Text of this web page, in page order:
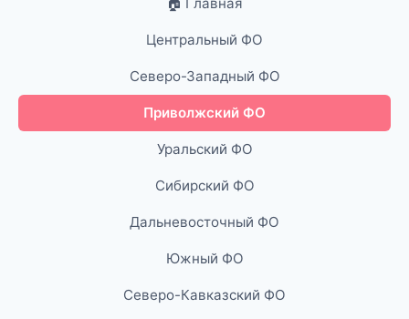
Центральный ФО
Северо-Западный ФО
Приволжский ФО
Уральский ФО
Сибирский ФО
Дальневосточный ФО
Южный ФО
Северо-Кавказский ФО